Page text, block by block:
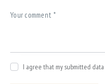
I agree that my submitted